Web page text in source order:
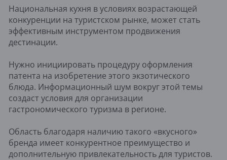
Национальная кухня в условиях возрастающей
конкуренции на туристском рынке, может стать
эффективным инструментом продвижения
дестинации.
Нужно инициировать процедуру оформления
патента на изобретение этого экзотического
блюда. Информационный шум вокруг этой темы
создаст условия для организации
гастрономического туризма в регионе.
Область благодаря наличию такого «вкусного»
бренда имеет конкурентное преимущество и
дополнительную привлекательность для туристов.